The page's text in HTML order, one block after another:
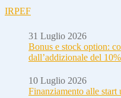
IRPEF
31 Luglio 2026
Bonus e stock option:
dall’addizionale del 10%
10 Luglio 2026
Finanziamento alle start